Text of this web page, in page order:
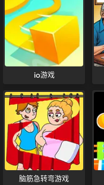
io游戏
脑筋急转弯游戏